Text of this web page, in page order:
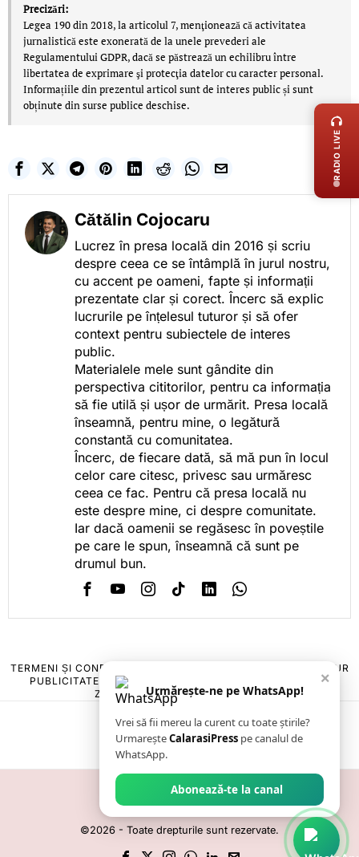
Precizări:
Legea 190 din 2018, la articolul 7, menţionează că activitatea
jurnalistică este exonerată de la unele prevederi ale
Regulamentului GDPR, dacă se păstrează un echilibru între
libertatea de exprimare şi protecţia datelor cu caracter personal.
Informațiile din prezentul articol sunt de interes public și sunt
obținute din surse publice deschise.
Cătălin Cojocaru
Lucrez în presa locală din 2016 și scriu
despre ceea ce se întâmplă în jurul nostru,
cu accent pe oameni, fapte și informații
prezentate clar și corect. Încerc să explic
lucrurile pe înțelesul tuturor și să ofer
context pentru subiectele de interes
public.
Materialele mele sunt gândite din
perspectiva cititorilor, pentru ca informația
să fie utilă și ușor de urmărit. Presa locală
înseamnă, pentru mine, o legătură
constantă cu comunitatea.
Încerc, de fiecare dată, să mă pun în locul
celor care citesc, privesc sau urmăresc
ceea ce fac. Pentru că presa locală nu
este despre mine, ci despre comunitate.
Iar dacă oamenii se regăsesc în poveștile
pe care le spun, înseamnă că sunt pe
drumul bun.
TERMENI ȘI CONDIȚII
POLITICA DE ANULARE & RETUR
PUBLICITATE ONLINE & TIPĂRITĂ
CONTACT
ZIARUL ANUNȚUL CĂLĂRĂȘEAN
©2026 - Toate drepturile sunt rezervate.
×
Urmărește-ne pe WhatsApp!
Vrei să fii mereu la curent cu toate știrile?
UrmareșteCalarasiPress pe canalul de
WhatsApp.
Abonează-te la canal
RADIO LIVE